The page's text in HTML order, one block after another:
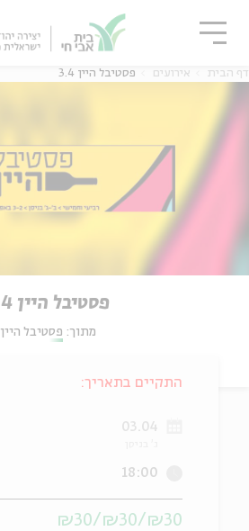
דף הבית אירועים פסטיבל היין 3.4
פסטיבל היין 3.4
מתוך: פסטיבל היין
התקיים בתאריך:
03.04
18:00
₪30/₪30/₪30
סגור